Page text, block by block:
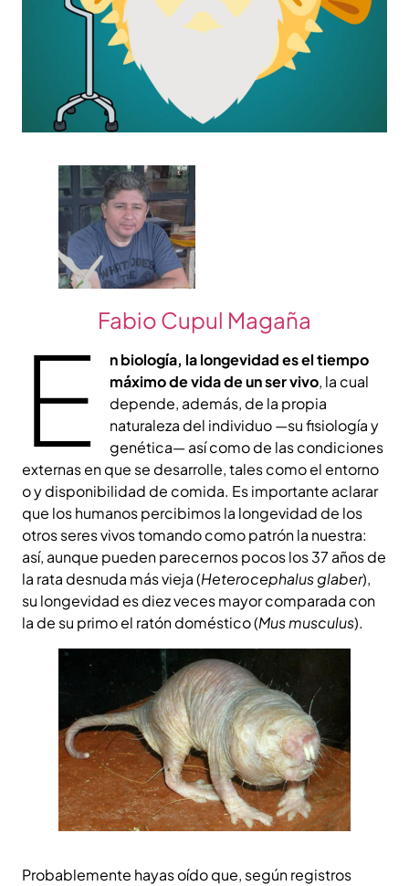
Fabio Cupul Magaña
E
n biología, la longevidad es el tiempo
máximo de vida de un ser vivo, la cual
depende, además, de la propia
naturaleza del individuo —su fisiología y
genética— así como de las condiciones
externas en que se desarrolle, tales como el entorno
o y disponibilidad de comida. Es importante aclarar
que los humanos percibimos la longevidad de los
otros seres vivos tomando como patrón la nuestra:
así, aunque pueden parecernos pocos los 37 años de
la rata desnuda más vieja (Heterocephalus glaber),
su longevidad es diez veces mayor comparada con
la de su primo el ratón doméstico (Mus musculus).
Probablemente hayas oído que, según registros